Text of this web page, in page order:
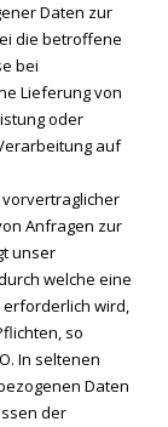
Daten zur
die betroffene
bei
Lieferung von
oder
auf
Anfragen zur
unser
welche eine
wird,
so
In seltenen
Daten
der